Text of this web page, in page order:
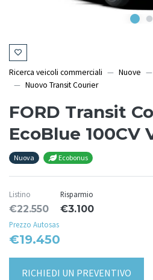
Ricerca veicoli commerciali Nuove
Nuovo Transit Courier
FORD Transit
EcoBlue 100CV
Nuova Ecobonus
Listino
€22.550
Risparmio
€3.100
Prezzo Autosas
€19.450
RICHIEDI UN PREVENTIVO